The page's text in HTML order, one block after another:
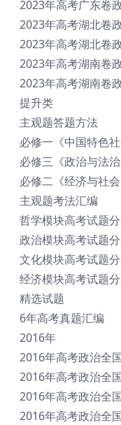
2023年高考广东卷
2023年高考湖北卷
2023年高考湖北卷
2023年高考湖南卷
2023年高考湖南卷
提升类
主观题答题方法
必修一《中国特色
必修三《政治与法
必修二《经济与社
主观题考法汇编
哲学模块高考试题
政治模块高考试题
文化模块高考试题
经济模块高考试题
精选试题
6年高考真题汇编
2016年
2016年高考政治全
2016年高考政治全
2016年高考政治全
2016年高考政治全